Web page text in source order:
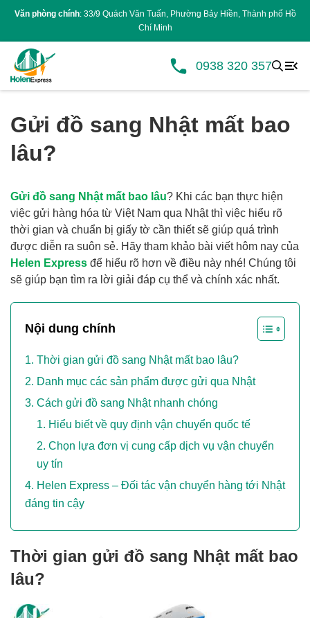
Văn phòng chính: 33/9 Quách Văn Tuấn, Phường Bảy Hiền, Thành phố Hồ
Chí Minh
0938 320 357
Gửi đồ sang Nhật mất bao
lâu?
Gửi đồ sang Nhật mất bao lâu? Khi các bạn thực hiện
việc gửi hàng hóa từ Việt Nam qua Nhật thì việc hiểu rõ
thời gian và chuẩn bị giấy tờ cần thiết sẽ giúp quá trình
được diễn ra suôn sẻ. Hãy tham khảo bài viết hôm nay của
Helen Express để hiểu rõ hơn về điều này nhé! Chúng tôi
sẽ giúp bạn tìm ra lời giải đáp cụ thể và chính xác nhất.
Nội dung chính
Thời gian gửi đồ sang Nhật mất bao lâu?
Danh mục các sản phẩm được gửi qua Nhật
Cách gửi đồ sang Nhật nhanh chóng
Hiểu biết về quy định vận chuyển quốc tế
Chọn lựa đơn vị cung cấp dịch vụ vận chuyển
uy tín
Helen Express – Đối tác vận chuyển hàng tới Nhật
đáng tin cậy
Thời gian gửi đồ sang Nhật mất bao
lâu?